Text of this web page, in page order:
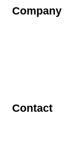
Company
Contact